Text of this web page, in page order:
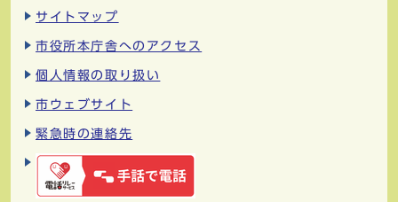
サイトマップ
市役所本庁舎へのアクセス
個人情報の取り扱い
市ウェブサイト
緊急時の連絡先